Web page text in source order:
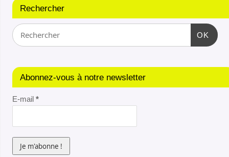
Rechercher
OK
Abonnez-vous à notre newsletter
E-mail *